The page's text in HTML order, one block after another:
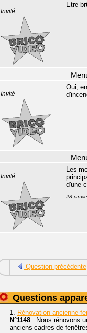
Invité
Etre
Invité
Oui,
Invité
Les
d'une
28
Question précédente
Questions
1. Rénovation ancienne
N°1148 : Nous rénovons
anciens cadres de